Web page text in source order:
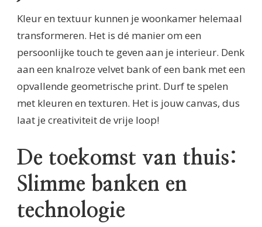
Kleur en textuur kunnen je woonkamer helemaal
transformeren. Het is dé manier om een
persoonlijke touch te geven aan je interieur. Denk
aan een knalroze velvet bank of een bank met een
opvallende geometrische print. Durf te spelen
met kleuren en texturen. Het is jouw canvas, dus
laat je creativiteit de vrije loop!
De toekomst van thuis:
Slimme banken en
technologie